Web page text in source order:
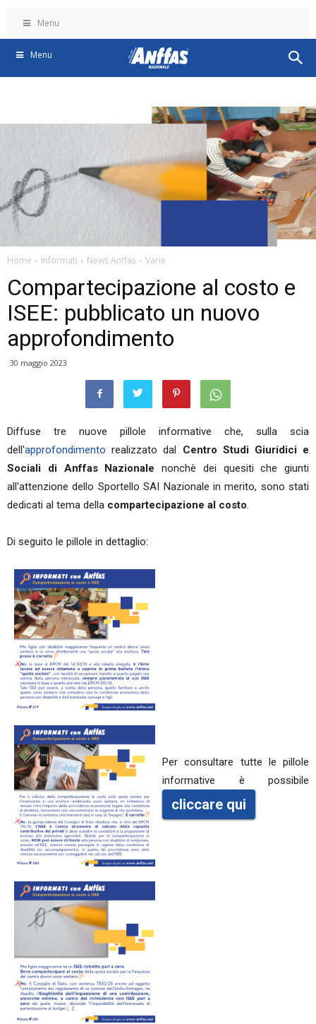
Menu
Menu
Home Informati News Anffas Varie
Compartecipazione al costo e
ISEE: pubblicato un nuovo
approfondimento
30 maggio 2023
Diffuse tre nuove pillole informative che, sulla scia
dell'approfondimento realizzato dal Centro Studi Giuridici e
Sociali di Anffas Nazionale nonchè dei quesiti che giunti
all'attenzione dello Sportello SAI Nazionale in merito, sono stati
dedicati al tema della compartecipazione al costo.
Di seguito le pillole in dettaglio:
Per consultare tutte le pillole
informative è possibile
cliccare qui